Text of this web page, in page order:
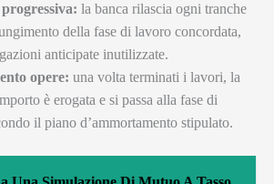
la banca rilascia ogni tranche
della fase di lavoro concordata,
anticipate inutilizzate.
opere: una volta terminati i lavori, la
è erogata e si passa alla fase di
il piano d’ammortamento stipulato.